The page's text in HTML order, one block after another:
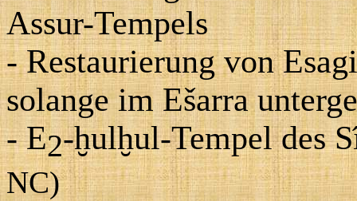
Assur-Tempels
- Restaurierung von
solange im Ešarra
- E2-ḫulḫul-Tempel des
NC)